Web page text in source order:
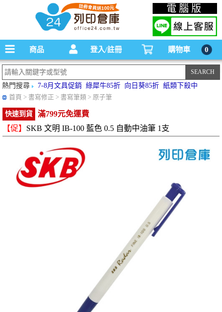
碳粉匣，墨水匣,原廠碳粉匣，副廠碳粉匣，環保碳粉匣,連續供墨印表機-office24列印
倉庫線上購物手機版
電腦版
商品 登入/註冊 購物車 0
熱門搜尋 7-8月文具促銷 綠犀牛85折 向日葵85折 紙類下殺中
首頁 > 書寫修正 > 書寫筆類 > 原子筆
快速到貨
滿799元免運費
【促】 SKB 文明 IB-100 藍色 0.5 自動中油筆 1支